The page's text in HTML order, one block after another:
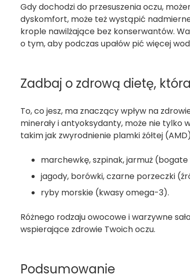
Gdy dochodzi do przesuszenia oczu,
dyskomfort, może też wystąpić
krople nawilżające bez konserwantów.
o tym, aby podczas upałów pić więcej
Zadbaj o zdrową dietę,
To, co jesz, ma znaczący wpływ na
minerały i antyoksydanty, może nie
takim jak zwyrodnienie plamki żółtej
marchewkę, szpinak, jarmuż
jagody, borówki, czarne porzeczki
ryby morskie (kwasy omega-3).
Różnego rodzaju owocowe i warzywne
wspierające zdrowie Twoich oczu.
Podsumowanie